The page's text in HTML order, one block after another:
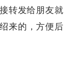
转发给朋友就
来的，方便后